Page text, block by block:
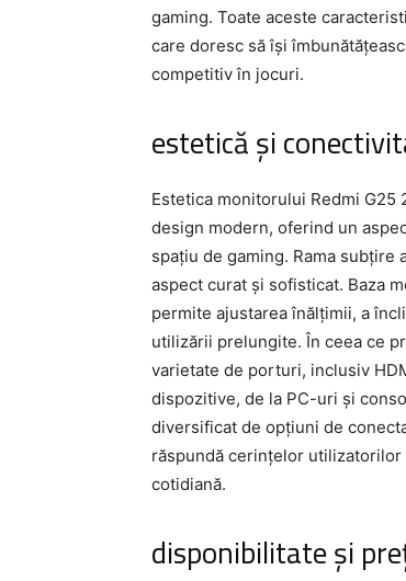
gaming. Toate aceste
care doresc să își
competitiv în jocuri.
estetică și
Estetica monitorului Redmi
design modern, oferind un
spațiu de gaming. Rama subțire
aspect curat și sofisticat. Baza
permite ajustarea înălțimii, a
utilizării prelungite. În ceea ce
varietate de porturi, inclusiv
dispozitive, de la PC-uri și
diversificat de opțiuni de
răspundă cerințelor
cotidiană.
disponibilitate și